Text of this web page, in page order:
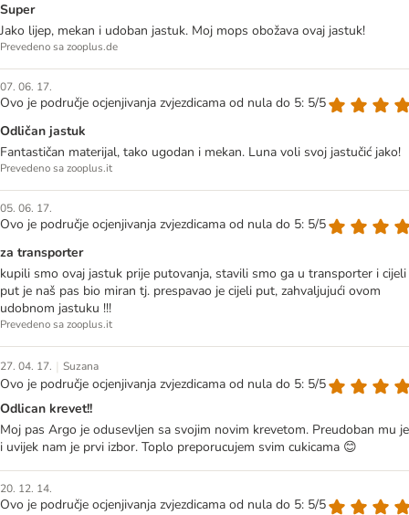
Super
Jako lijep, mekan i udoban jastuk. Moj mops obožava ovaj jastuk!
Prevedeno sa zooplus.de
07. 06. 17.
Ovo je područje ocjenjivanja zvjezdicama od nula do 5: 5/5
Odličan jastuk
Fantastičan materijal, tako ugodan i mekan. Luna voli svoj jastučić jako!
Prevedeno sa zooplus.it
05. 06. 17.
Ovo je područje ocjenjivanja zvjezdicama od nula do 5: 5/5
za transporter
kupili smo ovaj jastuk prije putovanja, stavili smo ga u transporter i cijeli
put je naš pas bio miran tj. prespavao je cijeli put, zahvaljujući ovom
udobnom jastuku !!!
Prevedeno sa zooplus.it
27. 04. 17. | Suzana
Ovo je područje ocjenjivanja zvjezdicama od nula do 5: 5/5
Odlican krevet!!
Moj pas Argo je odusevljen sa svojim novim krevetom. Preudoban mu je
i uvijek nam je prvi izbor. Toplo preporucujem svim cukicama 😊
20. 12. 14.
Ovo je područje ocjenjivanja zvjezdicama od nula do 5: 5/5